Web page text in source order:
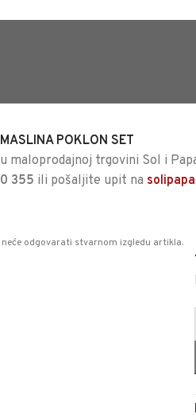
POKLON SET
trgovini Sol i
355 ili pošaljite upit na
odgovarati stvarnom izgledu artikla.